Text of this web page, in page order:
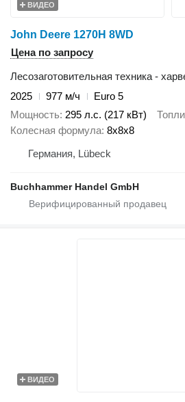
ВИДЕО
John Deere 1270H 8WD
Цена по запросу
Лесозаготовительная техника -
2025
977 м/ч
Euro 5
Мощность 295 л.с. (217 кВт)
Колесная формула 8x8x8
Германия, Lübeck
Buchhammer Handel GmbH
ВИДЕО